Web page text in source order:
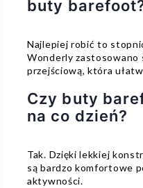
buty
Najlepiej robić to
Wonderly zastosowano
przejściową, która
Czy buty
na co dzień?
Tak. Dzięki lekkiej
są bardzo komfortowe
aktywności.